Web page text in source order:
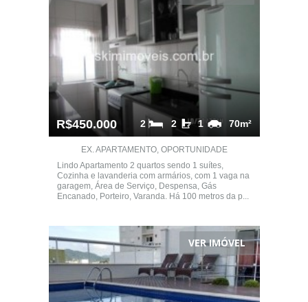
R$450.000 70m²
1
2
2
EX. APARTAMENTO, OPORTUNIDADE
Lindo Apartamento 2 quartos sendo 1 suítes,
Cozinha e lavanderia com armários, com 1 vaga na
garagem, Área de Serviço, Despensa, Gás
Encanado, Porteiro, Varanda. Há 100 metros da p...
VER IMÓVEL